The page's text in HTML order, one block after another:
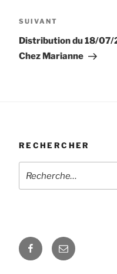
Article
suivant
SUIVANT
Distribution du 18/
Chez Marianne
RECHERCHER
Facebook
E-
mail